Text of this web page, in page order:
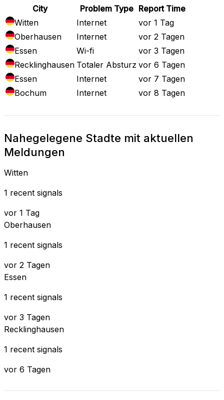
City Problem Type Report Time
Witten
Internet
vor 1 Tag
Oberhausen
Internet
vor 2 Tagen
Essen
Wi-fi
vor 3 Tagen
Recklinghausen Totaler Absturz vor 6 Tagen
Essen
Internet
vor 7 Tagen
Bochum
Internet vor 8 Tagen
Nahegelegene Stadte mit aktuellen
Meldungen
Witten
1 recent signals
vor 1 Tag
Oberhausen
1 recent signals
vor 2 Tagen
Essen
1 recent signals
vor 3 Tagen
Recklinghausen
1 recent signals
vor 6 Tagen